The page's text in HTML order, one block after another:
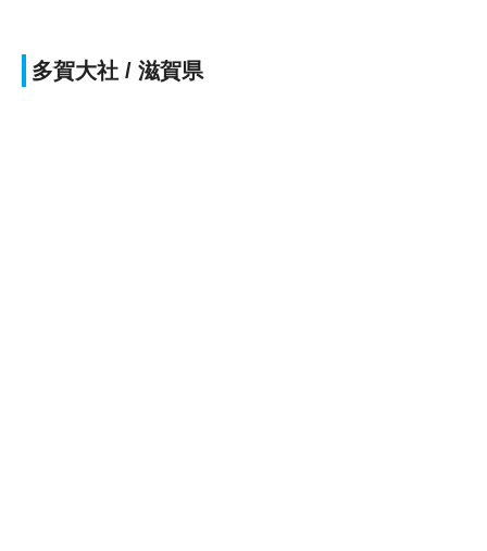
多賀大社 / 滋賀県